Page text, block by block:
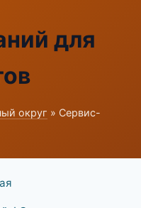
для
округ » Сервис-